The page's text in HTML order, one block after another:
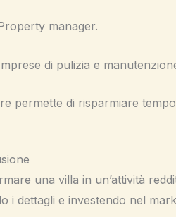
manager.
di pulizia e
permette di risparmiare
una villa in un’attività
i dettagli e investendo nel